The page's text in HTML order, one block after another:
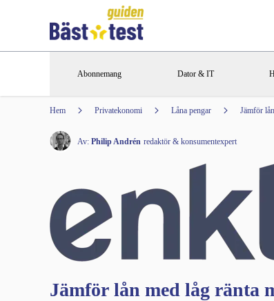
Abonnemang Dator & IT
Hem Privatekonomi Låna pengar Jämför
Av: Philip Andrén redaktör & konsumentexpert
Jämför lån med låg ränta